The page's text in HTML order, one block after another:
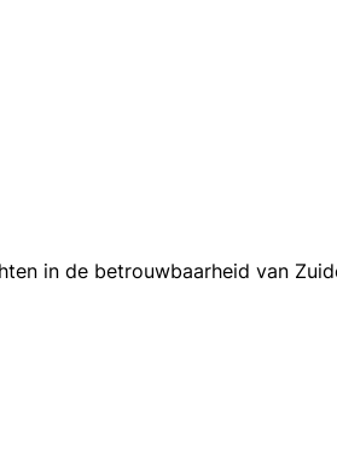
in de betrouwbaarheid van